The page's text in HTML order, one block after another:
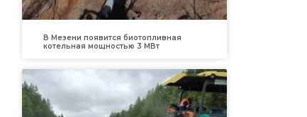
В Мезени появится биотопливная
котельная мощностью 3 МВт